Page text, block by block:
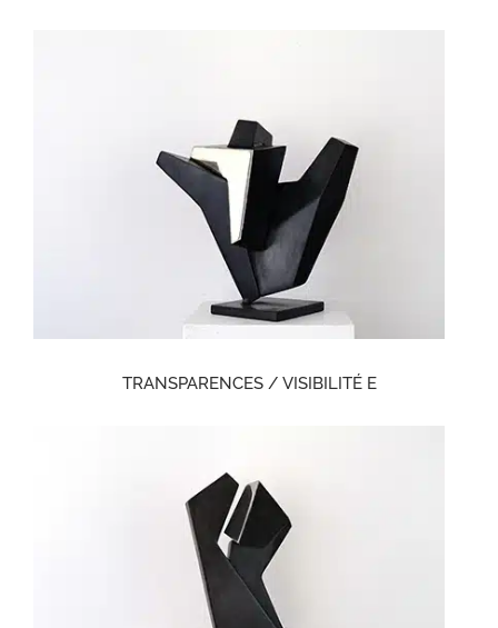
TRANSPARENCES / VISIBILITÉ E